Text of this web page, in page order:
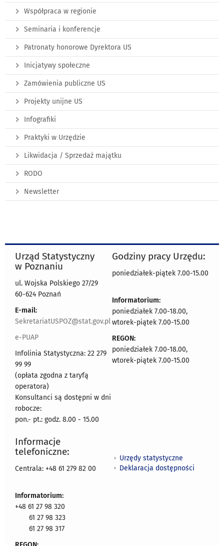
Współpraca w regionie
Seminaria i konferencje
Patronaty honorowe Dyrektora US
Inicjatywy społeczne
Zamówienia publiczne US
Projekty unijne US
Infografiki
Praktyki w Urzędzie
Likwidacja / Sprzedaż majątku
RODO
Newsletter
Urząd Statystyczny
w Poznaniu
ul. Wojska Polskiego 27/29
60-624 Poznań
E-mail:
SekretariatUSPOZ@stat.gov.pl
e-PUAP
Infolinia Statystyczna: 22 279
99 99
(opłata zgodna z taryfą
operatora)
Konsultanci są dostępni w dni
robocze:
pon.- pt.: godz. 8.00 - 15.00
Godziny pracy Urzędu:
poniedziałek-piątek 7.00-15.00
Informatorium:
poniedziałek 7.00-18.00,
wtorek-piątek 7.00-15.00
REGON:
poniedziałek 7.00-18.00,
wtorek-piątek 7.00-15.00
Informacje
telefoniczne:
Centrala: +48 61 279 82 00
Informatorium:
+48 61 27 98 320
61 27 98 323
61 27 98 317
Urzędy statystyczne
Deklaracja dostępności